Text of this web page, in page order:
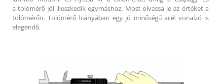
a tolómérő jól illeszkedik egymáshoz. Most olvassa le az értéket a
tolómérőn. Tolómérő hiányában egy jó minőségű acél vonalzó is
elegendő.